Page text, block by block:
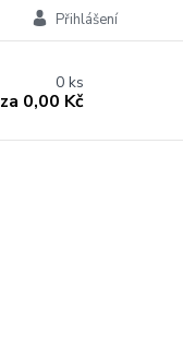
Přihlášení
0ks
za 0,00 Kč